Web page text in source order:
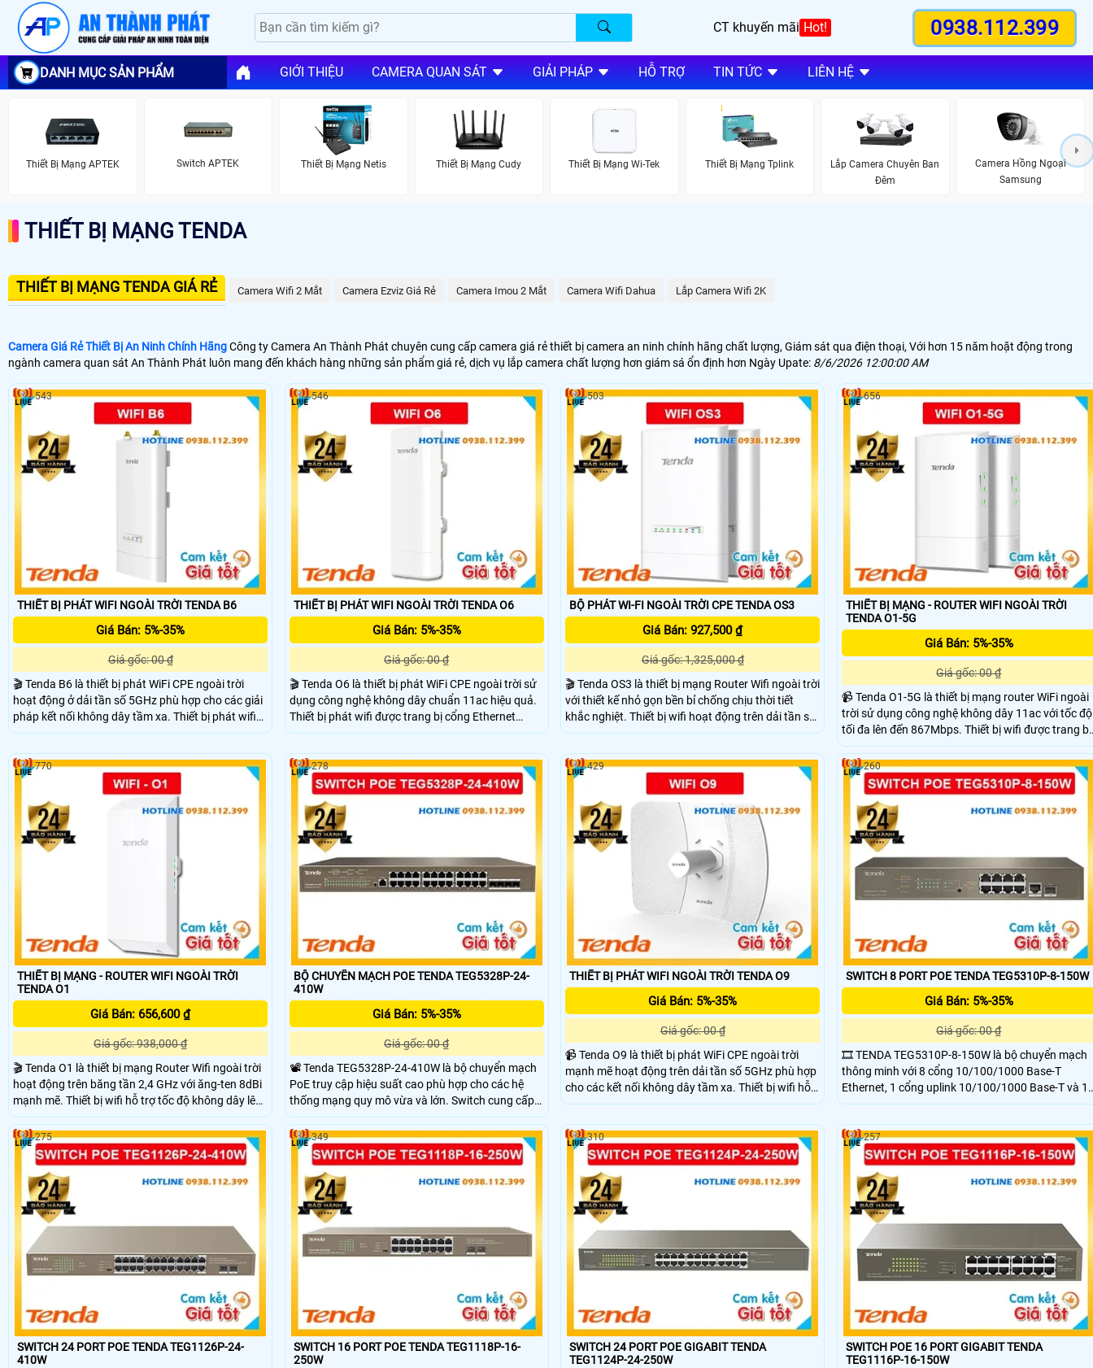
CT khuyến mãi Hot! 0938.112.399
DANH MỤC SẢN PHẨM GIỚI THIỆU CAMERA QUAN SÁT GIẢI PHÁP HỖ TRỢ TIN TỨC LIÊN HỆ
Thiết Bị Mạng APTEK Switch APTEK Thiết Bị Mạng Netis Thiết Bị Mạng Cudy Thiết Bị Mạng Wi-Tek Thiết Bị Mạng Tplink
Lắp Camera Chuyên Ban
Đêm
Camera Hồng Ngoại
Samsung
THIẾT BỊ MẠNG TENDA
THIẾT BỊ MẠNG TENDA GIÁ RẺ Camera Wifi 2 Mắt Camera Ezviz Giá Rẻ Camera Imou 2 Mắt Camera Wifi Dahua Lắp Camera Wifi 2K
Camera Giá Rẻ Thiết Bị An Ninh Chính HãngCông ty Camera An Thành Phát chuyên cung cấp camera giá rẻ thiết bị camera an ninh chính hãng chất lượng, Giám sát qua điện thoại, Với hơn 15 năm hoặt động trong
ngành camera quan sát An Thành Phát luôn mang đến khách hàng những sản phẩm giá rẻ, dịch vụ lắp camera chất lượng hơn giám sá ổn định hơn Ngày Upate: 8/6/2026 12:00:00 AM
THIẾT BỊ PHÁT WIFI NGOÀI TRỜI TENDA B6
Giá Bán: 5%-35%
Giá gốc: 00 ₫
🎬 Tenda B6 là thiết bị phát WiFi CPE ngoài trời
hoạt động ở dải tần số 5GHz phù hợp cho các giải
pháp kết nối không dây tầm xa. Thiết bị phát wifi
hỗ trợ tốc độ không dây tối đa lên đến 300Mbps
Với 1 cổng Ethernet 10/100Mbps Tenda B6 dễ
dàng kết nối với các thiết bị mạng khác.
543
THIẾT BỊ PHÁT WIFI NGOÀI TRỜI TENDA O6
Giá Bán: 5%-35%
Giá gốc: 00 ₫
🎬 Tenda O6 là thiết bị phát WiFi CPE ngoài trời sử
dụng công nghệ không dây chuẩn 11ac hiệu quả.
Thiết bị phát wifi được trang bị cổng Ethernet
gigabit đảm bảo kết nối mạng ổn định và nhanh
867Mbps, Tenda O6 là giải pháp lý tưởng cho các
kết nối tầm xa ngoài trời.
546
BỘ PHÁT WI-FI NGOÀI TRỜI CPE TENDA OS3
Giá Bán: 927,500 ₫
Giá gốc: 1,325,000 ₫
🎬 Tenda OS3 là thiết bị mạng Router Wifi ngoài trời
với thiết kế nhỏ gọn bền bỉ chống chịu thời tiết
khắc nghiệt. Thiết bị wifi hoạt động trên dải tần số
5GHz, đảm bảo kết nối ổn định và ít nhiễu. Với tốc
phù hợp cho các ứng dụng truyền tải dữ liệu tốc độ
cao ngoài trời.
503
THIẾT BỊ MẠNG - ROUTER WIFI NGOÀI TRỜI
TENDA O1-5G
Giá Bán: 5%-35%
Giá gốc: 00 ₫
📹 Tenda O1-5G là thiết bị mạng router WiFi ngoài
trời sử dụng công nghệ không dây 11ac với tốc độ
tối đa lên đến 867Mbps. Thiết bị wifi được trang bị
ăng-ten định hướng phân cực kép 9dBi, giúp tăng
cường khả năng thu sóng và duy trì kết nối ổn
ở khoảng cách xa. Đây là giải pháp lý tưởng cho
việc truyền tải dữ liệu không dây ngoài trời hiệu
quả và bền bỉ.
656
THIẾT BỊ MẠNG - ROUTER WIFI NGOÀI TRỜI
TENDA O1
Giá Bán: 656,600 ₫
Giá gốc: 938,000 ₫
🎬 Tenda O1 là thiết bị mạng Router Wifi ngoài trời
hoạt động trên băng tần 2,4 GHz với ăng-ten 8dBi
mạnh mẽ. Thiết bị wifi hỗ trợ tốc độ không dây lên
đến 300Mbps, đảm bảo kết nối ổn định trong môi
trường ngoài trời. Với 1 cổng Ethernet
10/100Mbps, Tenda O1 dễ dàng kết nối và triển
khai trong các hệ thống mạng mở rộng.
770
BỘ CHUYỂN MẠCH POE TENDA TEG5328P-24-
410W
Giá Bán: 5%-35%
Giá gốc: 00 ₫
📽 Tenda TEG5328P-24-410W là bộ chuyển mạch
PoE truy cập hiệu suất cao phù hợp cho các hệ
thống mạng quy mô vừa và lớn. Switch cung cấp
24 cổng Ethernet Base-T 10/100/1000 Mbps và 4
cổng SFP Base-X 1000 Mbps riêng biệt đảm bảo
khả năng kết nối linh hoạt. Với công suất PoE lên
tới 370W hỗ trợ cấp nguồn ổn định cho nhiều thiết
bị mạng như camera IP, điện thoại hay điểm truy
cập không dây.
278
THIẾT BỊ PHÁT WIFI NGOÀI TRỜI TENDA O9
Giá Bán: 5%-35%
Giá gốc: 00 ₫
📹 Tenda O9 là thiết bị phát WiFi CPE ngoài trời
mạnh mẽ hoạt động trên dải tần số 5GHz phù hợp
cho các kết nối không dây tầm xa. Thiết bị wifi hỗ
trợ tốc độ không dây lên đến 867Mbps đảm bảo
ra, O9 được trang bị 1 cổng Ethernet
10/100/1000Mbps thuận tiện cho việc kết nối có
dây tốc độ cao.
429
SWITCH 8 PORT POE TENDA TEG5310P-8-150W
Giá Bán: 5%-35%
Giá gốc: 00 ₫
🎞 TENDA TEG5310P-8-150W là bộ chuyển mạch
thông minh với 8 cổng 10/100/1000 Base-T
Ethernet, 1 cổng uplink 10/100/1000 Base-T và 1
cổng SFP 1000 Base-X. Thiết bị switch hỗ trợ
tải dữ liệu nhanh và ổn định. Với thiết kế mạnh mẽ
và hỗ trợ cấp nguồn PoE phù hợp cho các hệ
thống giám sát và mạng doanh nghiệp nhỏ.
260
SWITCH 24 PORT POE TENDA TEG1126P-24-
410W
275
SWITCH 16 PORT POE TENDA TEG1118P-16-
250W
349
SWITCH 24 PORT POE GIGABIT TENDA
TEG1124P-24-250W
310
SWITCH POE 16 PORT GIGABIT TENDA
TEG1116P-16-150W
257